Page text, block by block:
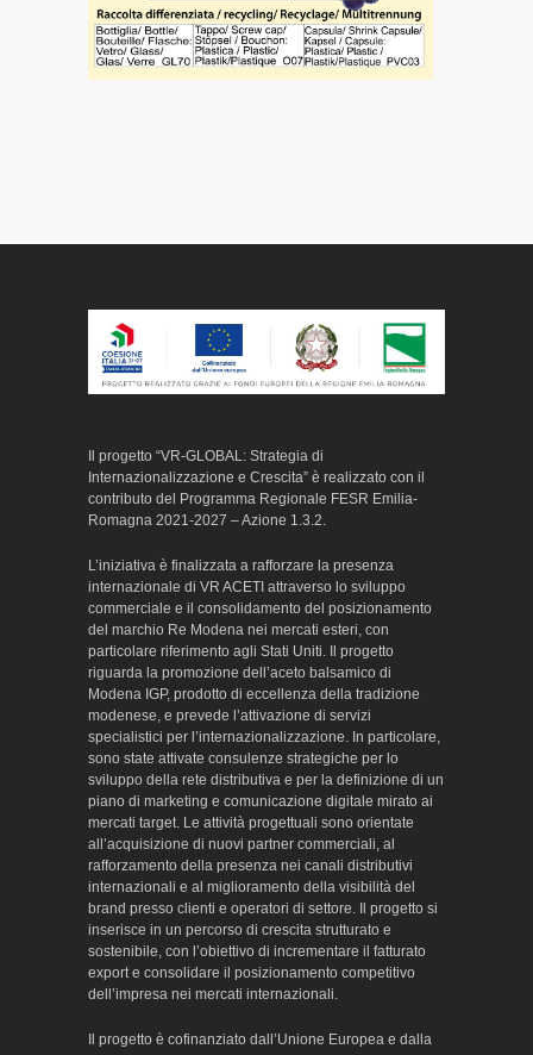
Il progetto “VR-GLOBAL: Strategia di
Internazionalizzazione e Crescita” è realizzato con il
contributo del Programma Regionale FESR Emilia-
Romagna 2021-2027 – Azione 1.3.2.
L’iniziativa è finalizzata a rafforzare la presenza
internazionale di VR ACETI attraverso lo sviluppo
commerciale e il consolidamento del posizionamento
del marchio Re Modena nei mercati esteri, con
particolare riferimento agli Stati Uniti. Il progetto
riguarda la promozione dell’aceto balsamico di
Modena IGP, prodotto di eccellenza della tradizione
modenese, e prevede l’attivazione di servizi
specialistici per l’internazionalizzazione. In particolare,
sono state attivate consulenze strategiche per lo
sviluppo della rete distributiva e per la definizione di un
piano di marketing e comunicazione digitale mirato ai
mercati target. Le attività progettuali sono orientate
all’acquisizione di nuovi partner commerciali, al
rafforzamento della presenza nei canali distributivi
internazionali e al miglioramento della visibilità del
brand presso clienti e operatori di settore. Il progetto si
inserisce in un percorso di crescita strutturato e
sostenibile, con l’obiettivo di incrementare il fatturato
export e consolidare il posizionamento competitivo
dell’impresa nei mercati internazionali.
Il progetto è cofinanziato dall’Unione Europea e dalla